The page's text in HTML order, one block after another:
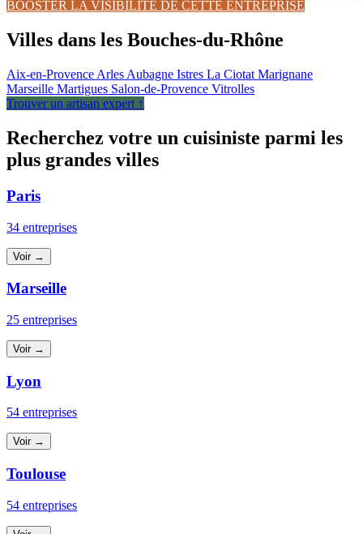
BOOSTER LA VISIBILITÉ DE CETTE ENTREPRISE
Villes dans les Bouches-du-Rhône
Aix-en-Provence Arles Aubagne Istres La Ciotat Marignane
Marseille Martigues Salon-de-Provence Vitrolles
Trouver un artisan expert ↑
Recherchez votre un cuisiniste parmi les
plus grandes villes
Paris
34 entreprises
Voir →
Marseille
25 entreprises
Voir →
Lyon
54 entreprises
Voir →
Toulouse
54 entreprises